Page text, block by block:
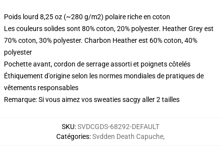
Poids lourd 8,25 oz (~280 g/m2) polaire riche en coton
Les couleurs solides sont 80% coton, 20% polyester. Heather Grey est
70% coton, 30% polyester. Charbon Heather est 60% coton, 40%
polyester
Pochette avant, cordon de serrage assorti et poignets côtelés
Éthiquement d'origine selon les normes mondiales de pratiques de
vêtements responsables
Remarque: Si vous aimez vos sweaties sacgy aller 2 tailles
SKU:SVDCGDS-68292-DEFAULT
Catégories:Svdden Death Capuche,